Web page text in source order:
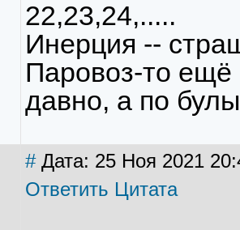
22,23,24,.....
Инерция --
Паровоз-то ещё
давно, а по
#Дата: 25 Ноя 2021
Ответить Цитата